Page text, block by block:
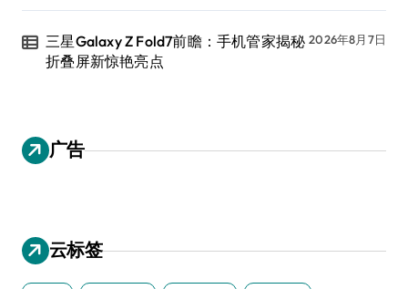
三星Galaxy Z Fold7前瞻：手机管家揭秘
折叠屏新惊艳亮点
2026年8月7日
广告
云标签